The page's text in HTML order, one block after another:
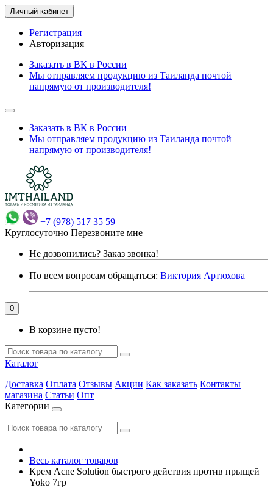
Личный кабинет
Регистрация
Авторизация
Заказать в ВК в России
Мы отправляем продукцию из Таиланда почтой
напрямую от производителя!
Заказать в ВК в России
Мы отправляем продукцию из Таиланда почтой
напрямую от производителя!
+7 (978) 517 35 59
Круглосуточно Перезвоните мне
Не дозвонились? Заказ звонка!
По всем вопросам обращаться: Виктория Артюхова
0
В корзине пусто!
Каталог
Доставка Оплата Отзывы Акции Как заказать Контакты
магазина Статьи Опт
Категории
Весь каталог товаров
Крем Acne Solution быстрого действия против прыщей
Yoko 7гр